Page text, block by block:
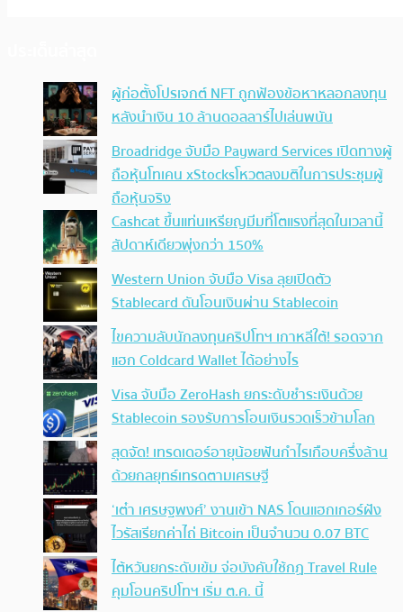
ผู้ก่อตั้งโปรเจกต์ NFT ถูกฟ้องข้อหาหลอกลงทุน
หลังนำเงิน 10 ล้านดอลลาร์ไปเล่นพนัน
Broadridge จับมือ Payward Services เปิดทางผู้
ถือหุ้นโทเคน xStocksโหวตลงมติในการประชุมผู้
ถือหุ้นจริง
Cashcat ขึ้นแท่นเหรียญมีมที่โตแรงที่สุดในเวลานี้
สัปดาห์เดียวพุ่งกว่า 150%
Western Union จับมือ Visa ลุยเปิดตัว
Stablecard ดันโอนเงินผ่าน Stablecoin
ไขความลับนักลงทุนคริปโทฯ เกาหลีใต้! รอดจาก
แฮก Coldcard Wallet ได้อย่างไร
Visa จับมือ ZeroHash ยกระดับชำระเงินด้วย
Stablecoin รองรับการโอนเงินรวดเร็วข้ามโลก
สุดจัด! เทรดเดอร์อายุน้อยฟันกำไรเกือบครึ่งล้าน
ด้วยกลยุทธ์เทรดตามเศรษฐี
‘เต๋า เศรษฐพงศ์’ งานเข้า NAS โดนแฮกเกอร์ฝัง
ไวรัสเรียกค่าไถ่ Bitcoin เป็นจำนวน 0.07 BTC
ไต้หวันยกระดับเข้ม จ่อบังคับใช้กฏ Travel Rule
คุมโอนคริปโทฯ เริ่ม ต.ค. นี้